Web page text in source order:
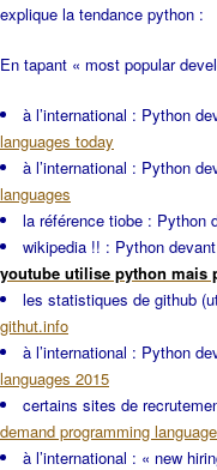
explique la tendance python :
En tapant « most popular
à l’international : Python
languages today
à l’international : Python
languages
la référence tiobe : Python
wikipedia !! : Python
youtube utilise python mais
les statistiques de github
githut.info
à l’international : Python
languages 2015
certains sites de
demand programming
à l’international : « new